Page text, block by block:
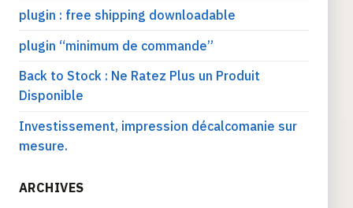
plugin : free shipping downloadable
plugin “minimum de commande”
Back to Stock : Ne Ratez Plus un Produit
Disponible
Investissement, impression décalcomanie sur
mesure.
ARCHIVES